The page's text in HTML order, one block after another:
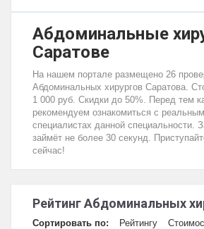
Абдоминальные
Саратове
На нашем портале размещено 26
Абдоминальных хирургов Саратова.
1 000 руб. Скидки до 50%. Перед тем
рекомендуем ознакомиться с
специалистах данной специальности.
займёт не более 30 секунд.
сейчас!
Рейтинг Абдоминальных
Сортировать по: Рейтингу